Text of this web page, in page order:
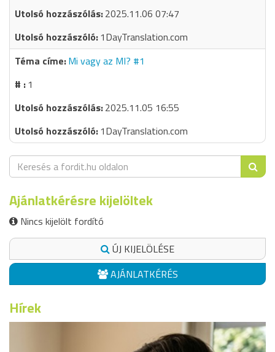
2025.11.06 07:47
1DayTranslation.com
Mi vagy az MI? #1
1
2025.11.05 16:55
1DayTranslation.com
Ajánlatkérésre kijelöltek
Nincs kijelölt fordító
ÚJ KIJELÖLÉSE
AJÁNLATKÉRÉS
Hírek